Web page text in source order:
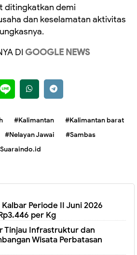
ditingkatkan demi
dan keselamatan aktivitas
DI GOOGLE NEWS
#Kalimantan
#Kalimantan barat
#Nelayan Jawai
#Sambas
Kalbar Periode II Juni 2026
per Kg
Tinjau Infrastruktur dan
Wisata Perbatasan